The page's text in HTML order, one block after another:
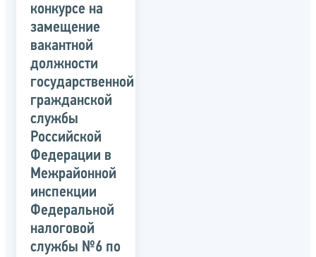
конкурсе на
замещение
вакантной
должности
государственной
гражданской
службы
Российской
Федерации в
Межрайонной
инспекции
Федеральной
налоговой
службы №6 по